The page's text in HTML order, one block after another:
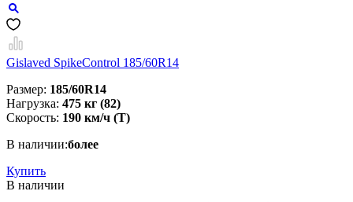
Gislaved SpikeControl 185/60R14
Размер: 185/60R14
Нагрузка: 475 кг (82)
Скорость: 190 км/ч (Т)
В наличии:более
Купить
В наличии